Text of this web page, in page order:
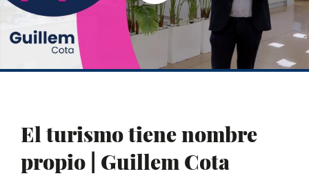
El turismo tiene nombre
propio | Guillem Cota